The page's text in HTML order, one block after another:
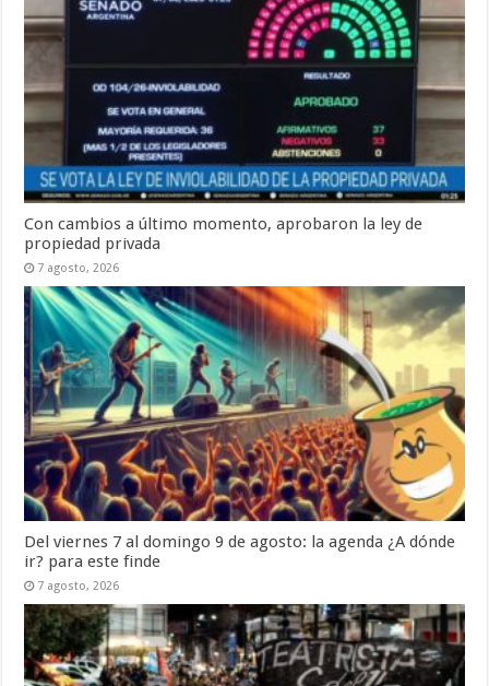
Con cambios a último momento, aprobaron la ley de
propiedad privada
7 agosto, 2026
Del viernes 7 al domingo 9 de agosto: la agenda ¿A dónde
ir? para este finde
7 agosto, 2026